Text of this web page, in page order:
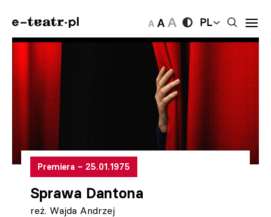
PL
Premiera – 25.01.1975
Sprawa Dantona
reż. Wajda Andrzej